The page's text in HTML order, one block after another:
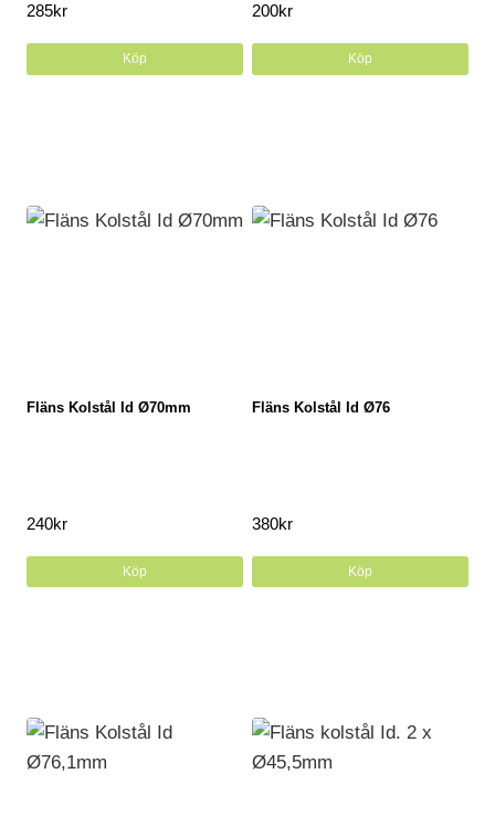
285kr
Köp
200kr
Köp
Fläns Kolstål Id Ø70mm
240kr
Köp
Fläns Kolstål Id Ø76
380kr
Köp